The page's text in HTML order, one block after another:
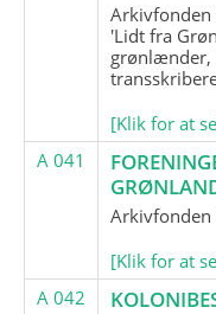
Arkivfonden
'Lidt fra
grønlænder,
[Klik for at
A 041
[Klik for at
A 042